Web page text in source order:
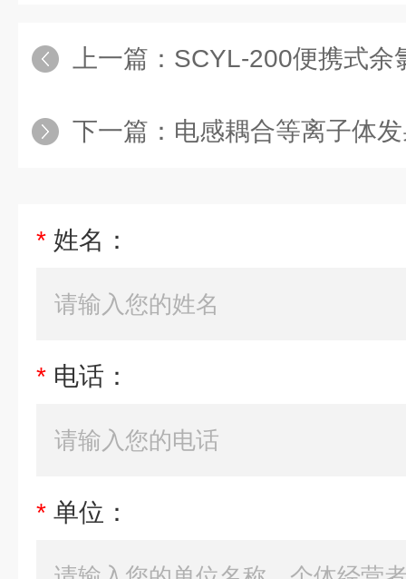
上一篇： SCYL-200便携式余
下一篇： 电感耦合等离子体
* 姓名：
* 电话：
* 单位：